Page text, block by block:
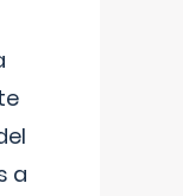
a